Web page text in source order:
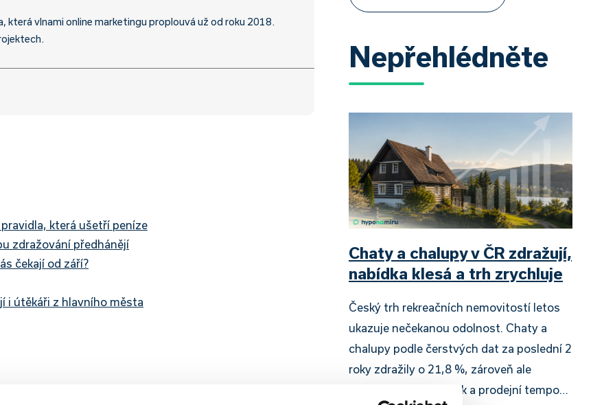
která vlnami online marketingu proplouvá už od roku 2018.
která ušetří peníze
zdražování předhánějí
čekají od září?
i útěkáři z hlavního města
Nepřehlédněte
Chaty a chalupy v ČR zdražují,
nabídka klesá a trh zrychluje
Český trh rekreačních nemovitostí letos
ukazuje nečekanou odolnost. Chaty a
chalupy podle čerstvých dat za poslední 2
roky zdražily o 21,8 %, zároveň ale
výrazně ubylo nabídek a prodejní tempo…